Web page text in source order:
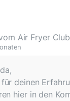
Air Fryer
deinen
hier in den